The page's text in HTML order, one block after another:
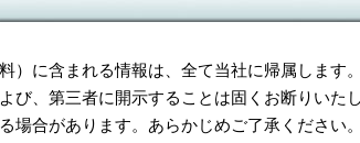
）に含まれる情報は、全て当社に帰属します。
び、第三者に開示することは固くお断りいたし
場合があります。あらかじめご了承ください。